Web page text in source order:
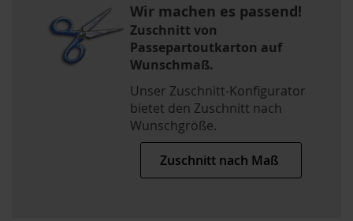
Wir machen es passend!
Zuschnitt von
Passepartoutkarton auf
Wunschmaß.
Unser Zuschnitt-Konfigurator
bietet den Zuschnitt nach
Wunschgröße.
Zuschnitt nach Maß